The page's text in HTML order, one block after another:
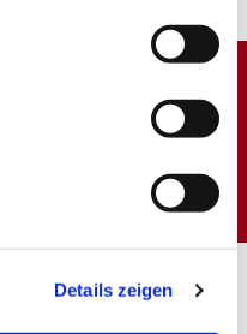
Details zeigen
auch